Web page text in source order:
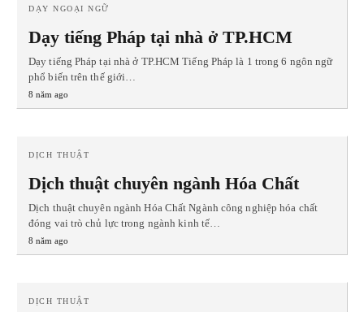
DẠY NGOẠI NGỮ
Dạy tiếng Pháp tại nhà ở TP.HCM
Dạy tiếng Pháp tại nhà ở TP.HCM Tiếng Pháp là 1 trong 6 ngôn ngữ
phổ biến trên thế giới…
8 năm ago
DỊCH THUẬT
Dịch thuật chuyên ngành Hóa Chất
Dịch thuật chuyên ngành Hóa Chất Ngành công nghiệp hóa chất
đóng vai trò chủ lực trong ngành kinh tế…
8 năm ago
DỊCH THUẬT